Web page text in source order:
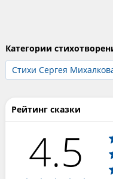
Категории
Стихи Сергея
Рейтинг сказки
4.5